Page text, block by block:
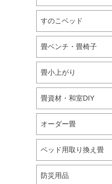
すのこベッド
畳ベンチ・畳椅子
畳小上がり
畳資材・和室DIY
オーダー畳
ベッド用取り換え畳
防災用品